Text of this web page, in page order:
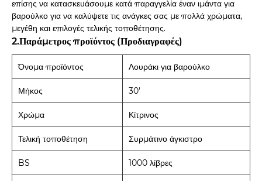
επίσης να κατασκευάσουμε κατά παραγγελία έναν ιμάντα για
βαρούλκο για να καλύψετε τις ανάγκες σας με πολλά χρώματα,
μεγέθη και επιλογές τελικής τοποθέτησης.
2.Παράμετρος προϊόντος (Προδιαγραφές)
Όνομα προϊόντος Λουράκι για βαρούλκο
Μήκος 30'
Χρώμα Κίτρινος
Τελική τοποθέτηση Συρμάτινο άγκιστρο
BS 1000 λίβρες